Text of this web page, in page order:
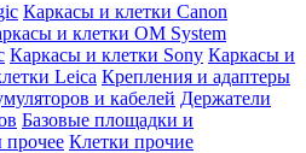
Каркасы и клетки Canon
и клетки OM System
Каркасы и клетки Sony Каркасы и
Leica Крепления и адаптеры
и кабелей Держатели
Базовые площадки и
прочее Клетки прочие